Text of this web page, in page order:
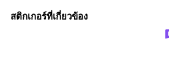
สติกเกอร์ที่เกี่ยวข้อง